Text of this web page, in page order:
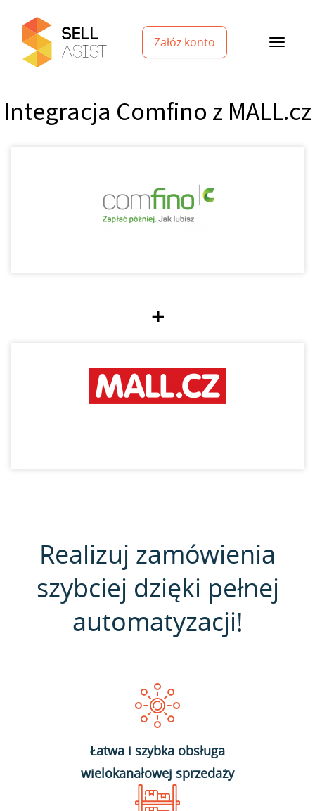
Załóż konto
Integracja Comfino z MALL.cz
+
Realizuj zamówienia
szybciej dzięki pełnej
automatyzacji!
Łatwa i szybka obsługa
wielokanałowej sprzedaży